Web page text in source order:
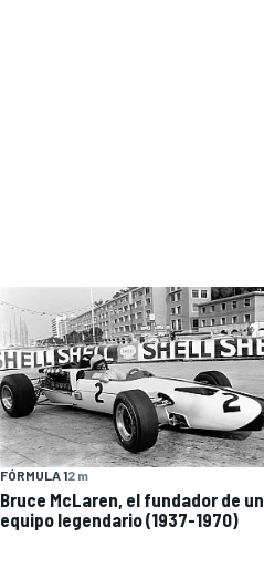
FÓRMULA 12 m
Bruce McLaren, el fundador de un
equipo legendario (1937-1970)